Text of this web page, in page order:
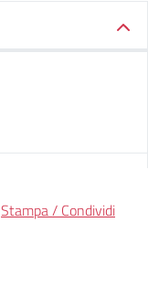
Stampa / Condividi